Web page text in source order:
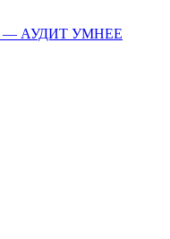
АУДИТ УМНЕЕ